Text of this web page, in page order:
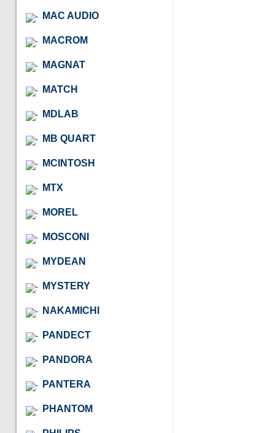
MAC AUDIO
MACROM
MAGNAT
MATCH
MDLAB
MB QUART
MCINTOSH
MTX
MOREL
MOSCONI
MYDEAN
MYSTERY
NAKAMICHI
PANDECT
PANDORA
PANTERA
PHANTOM